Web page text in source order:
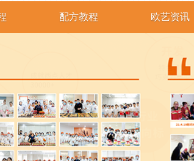
配方教程
烘焙配方
咖啡配方
奶茶配方
欧艺资讯